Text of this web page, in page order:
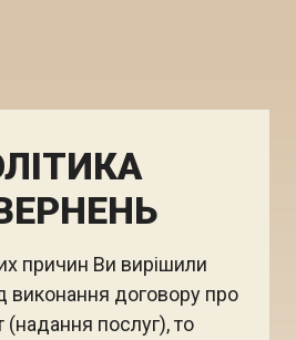
причин Ви вирішили
виконання договору про
(надання послуг), то